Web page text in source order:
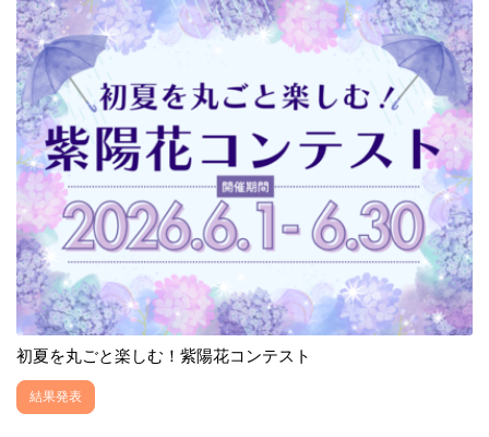
初夏を丸ごと楽しむ！紫陽花コンテスト
結果発表